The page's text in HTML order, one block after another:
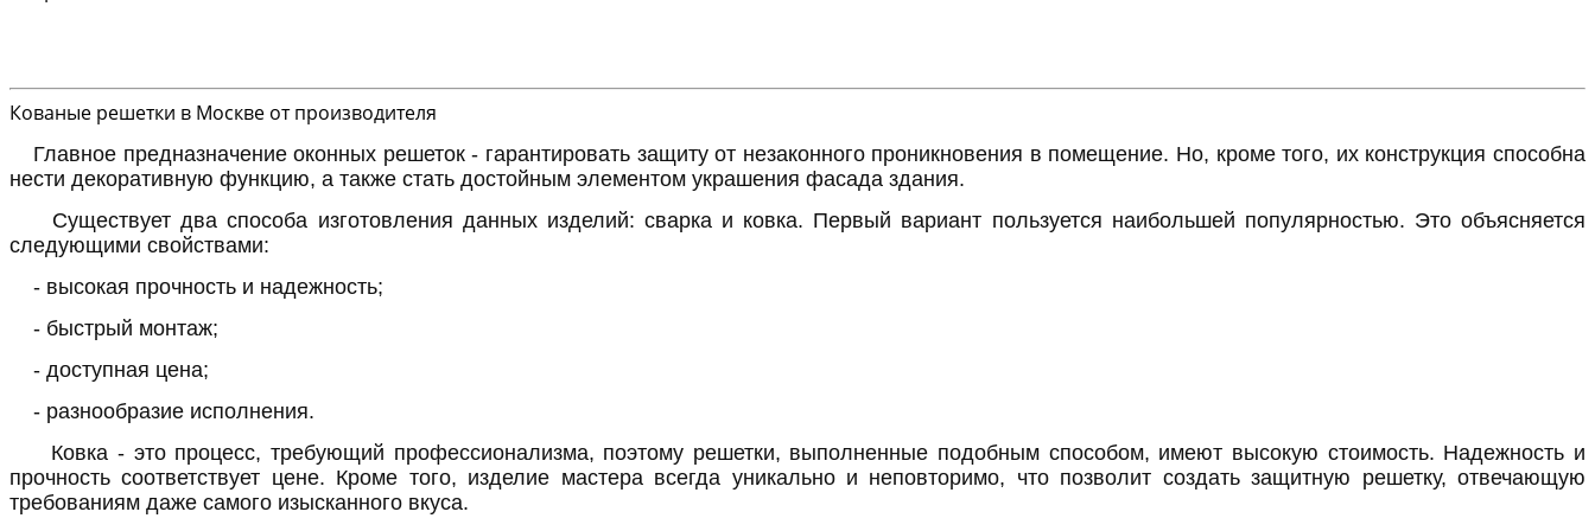
Кованые решетки в Москве от производителя
Главное предназначение оконных решеток - гарантировать защиту от незаконного проникновения в помещение. Но, кроме того, их конструкция способна
нести декоративную функцию, а также стать достойным элементом украшения фасада здания.
Существует два способа изготовления данных изделий: сварка и ковка. Первый вариант пользуется наибольшей популярностью. Это объясняется
следующими свойствами:
- высокая прочность и надежность;
- быстрый монтаж;
- доступная цена;
- разнообразие исполнения.
Ковка - это процесс, требующий профессионализма, поэтому решетки, выполненные подобным способом, имеют высокую стоимость. Надежность и
прочность соответствует цене. Кроме того, изделие мастера всегда уникально и неповторимо, что позволит создать защитную решетку, отвечающую
требованиям даже самого изысканного вкуса.